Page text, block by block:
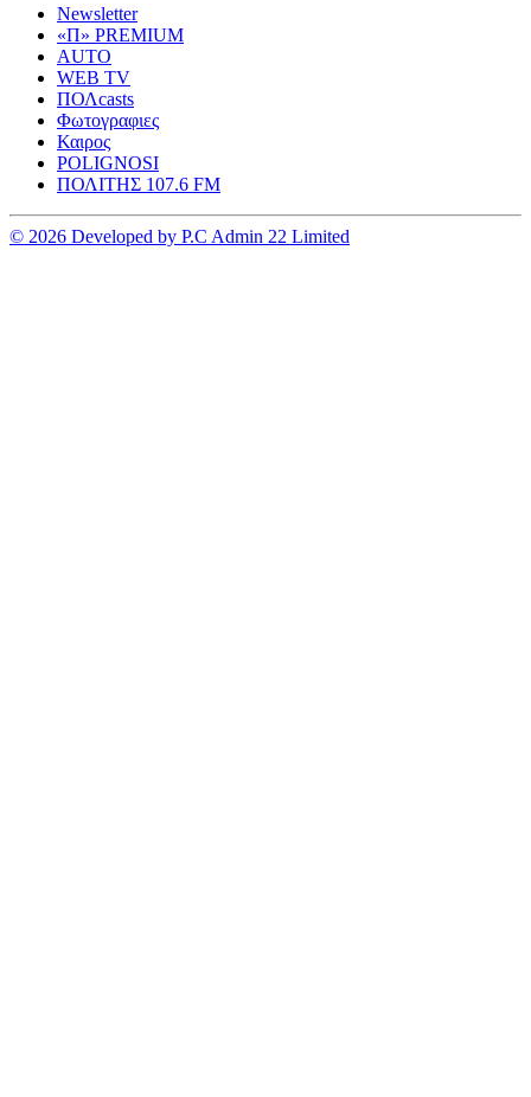
Newsletter
«Π» PREMIUM
AUTO
WEB TV
ΠΟΛcasts
Φωτογραφιες
Καιρος
POLIGNOSI
ΠΟΛΙΤΗΣ 107.6 FM
© 2026 Developed by P.C Admin 22 Limited